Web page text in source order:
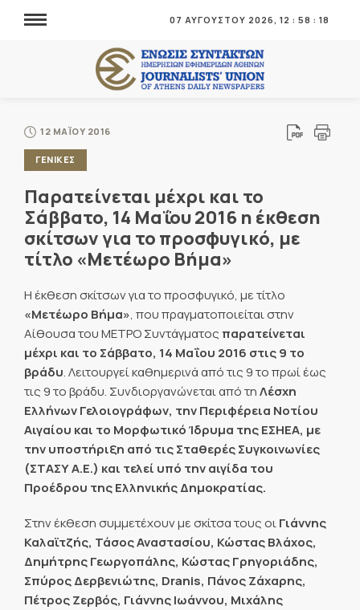
07 ΑΥΓΟΥΣΤΟΥ 2026, 12 : 58 : 18
12 ΜΑΪΟΥ 2016
ΓΕΝΙΚΕΣ
Παρατείνεται μέχρι και το
Σάββατο, 14 Μαΐου 2016 η έκθεση
σκίτσων για το προσφυγικό, με
τίτλο «Μετέωρο Βήμα»
Η έκθεση σκίτσων για το προσφυγικό, με τίτλο
«Μετέωρο Βήμα», που πραγματοποιείται στην
Αίθουσα του ΜΕΤΡΟ Συντάγματος παρατείνεται
μέχρι και το Σάββατο, 14 Μαΐου 2016 στις 9 το
βράδυ. Λειτουργεί καθημερινά από τις 9 το πρωί έως
τις 9 το βράδυ. Συνδιοργανώνεται από τηΛέσχη
Ελλήνων Γελοιογράφων, την Περιφέρεια Νοτίου
Αιγαίου και το Μορφωτικό Ίδρυμα της ΕΣΗΕΑ, με
την υποστήριξη από τις Σταθερές Συγκοινωνίες
(ΣΤΑΣΥ Α.Ε.) και τελεί υπό την αιγίδα του
Προέδρου της Ελληνικής Δημοκρατίας.
Στην έκθεση συμμετέχουν με σκίτσα τους οιΓιάννης
Καλαϊτζής, Τάσος Αναστασίου, Κώστας Βλάχος,
Δημήτρης Γεωργοπάλης, Κώστας Γρηγοριάδης,
Σπύρος Δερβενιώτης, Dranis, Πάνος Ζάχαρης,
Πέτρος Ζερβός, Γιάννης Ιωάννου, Μιχάλης